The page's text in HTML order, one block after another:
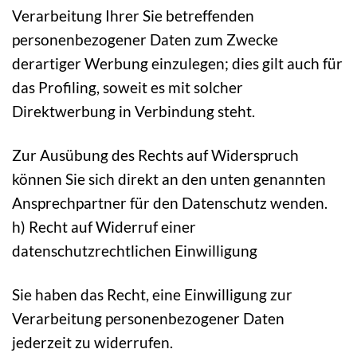
Verarbeitung Ihrer Sie betreffenden
personenbezogener Daten zum Zwecke
derartiger Werbung einzulegen; dies gilt auch für
das Profiling, soweit es mit solcher
Direktwerbung in Verbindung steht.
Zur Ausübung des Rechts auf Widerspruch
können Sie sich direkt an den unten genannten
Ansprechpartner für den Datenschutz wenden.
h) Recht auf Widerruf einer
datenschutzrechtlichen Einwilligung
Sie haben das Recht, eine Einwilligung zur
Verarbeitung personenbezogener Daten
jederzeit zu widerrufen.